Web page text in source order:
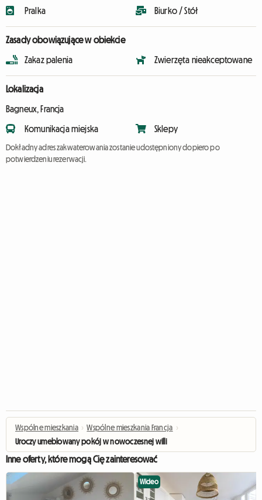
Pralka Biurko / Stół
Zasady obowiązujące w obiekcie
Zakaz palenia Zwierzęta nieakceptowane
Lokalizacja
Bagneux, Francja
Komunikacja miejska Sklepy
Dokładny adres zakwaterowania zostanie udostępniony dopiero po
potwierdzeniu rezerwacji.
Wspólne mieszkania › Wspólne mieszkania Francja ›
Uroczy umeblowany pokój w nowoczesnej willi
Inne oferty, które mogą Cię zainteresować
Wideo